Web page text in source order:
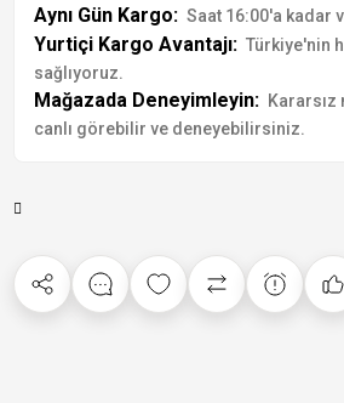
Aynı Gün Kargo: Saat 16:00'a kadar
Yurtiçi Kargo Avantajı: Türkiye'nin
sağlıyoruz.
Mağazada Deneyimleyin: Kararsız
canlı görebilir ve deneyebilirsiniz.